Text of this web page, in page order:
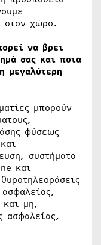
στον χώρο.
να βρει
σας και ποια
μεγαλύτερη
μπορούν
φύσεως
συστήματα
και
και μη,
ασφαλείας,